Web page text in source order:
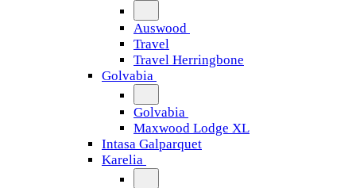
Auswood
Travel
Travel Herringbone
Golvabia
Golvabia
Maxwood Lodge XL
Intasa Galparquet
Karelia